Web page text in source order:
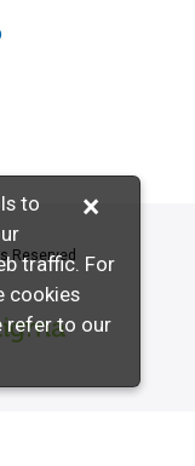
Reserved
presented by
×
to
traffic. For
cookies
refer to our